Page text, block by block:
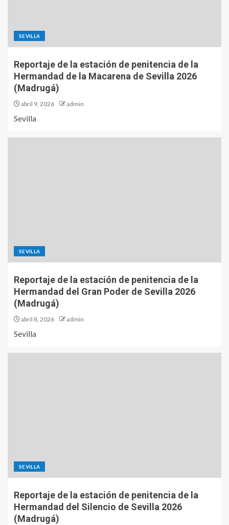
SEVILLA
Reportaje de la estación de penitencia de la
Hermandad de la Macarena de Sevilla 2026
(Madrugá)
abril 9, 2026 admin
Sevilla
SEVILLA
Reportaje de la estación de penitencia de la
Hermandad del Gran Poder de Sevilla 2026
(Madrugá)
abril 8, 2026 admin
Sevilla
SEVILLA
Reportaje de la estación de penitencia de la
Hermandad del Silencio de Sevilla 2026
(Madrugá)